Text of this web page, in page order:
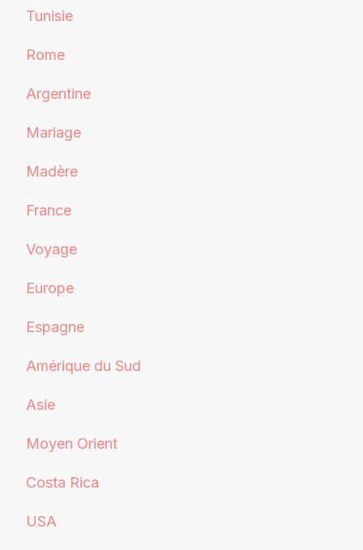
Tunisie
Rome
Argentine
Mariage
Madère
France
Voyage
Europe
Espagne
Amérique du Sud
Asie
Moyen Orient
Costa Rica
USA